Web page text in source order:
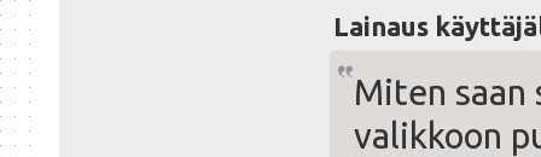
Lainaus
Miten saan
valikkoon